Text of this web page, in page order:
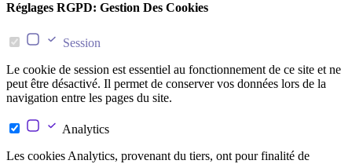
Réglages RGPD: Gestion Des Cookies
Session
Le cookie de session est essentiel au fonctionnement de ce site et ne
peut être désactivé. Il permet de conserver vos données lors de la
navigation entre les pages du site.
Analytics
Les cookies Analytics, provenant du tiers, ont pour finalité de